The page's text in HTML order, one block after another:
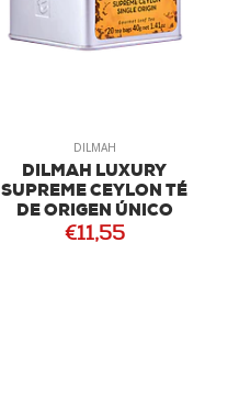
DILMAH
DILMAH LUXURY
SUPREME CEYLON TÉ
DE ORIGEN ÚNICO
€11,55